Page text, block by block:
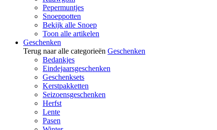
Pepermuntjes
Snoeppotten
Bekijk alle Snoep
Toon alle artikelen
Geschenken
Terug naar alle categorieën Geschenken
Bedankjes
Eindejaarsgeschenken
Geschenksets
Kerstpakketten
Seizoensgeschenken
Herfst
Lente
Pasen